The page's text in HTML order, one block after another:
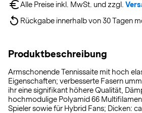
Alle Preise inkl. MwSt. und zzgl.
Rückgabe innerhalb von 30 Tagen
Produktbeschreibung
Armschonende Tennissaite mit hoch
Eigenschaften; verbesserte Fasern
ihr eine signifikant höhere Qualität,
hochmodulige Polyamid 66
Spieler sowie für Hybrid Fans; Dicken: